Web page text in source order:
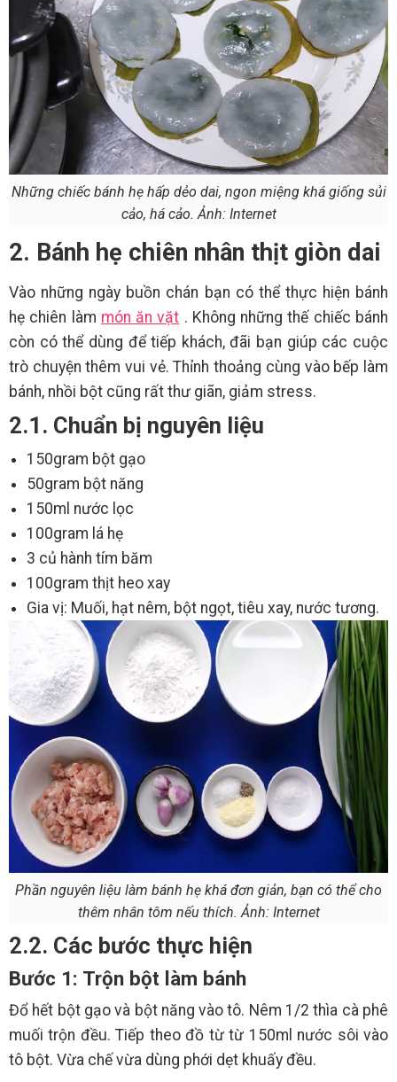
Những chiếc bánh hẹ hấp dẻo dai, ngon miệng khá giống sủi
cảo, há cảo. Ảnh: Internet
2. Bánh hẹ chiên nhân thịt giòn dai
Vào những ngày buồn chán bạn có thể thực hiện bánh
hẹ chiên làm món ăn vặt . Không những thế chiếc bánh
còn có thể dùng để tiếp khách, đãi bạn giúp các cuộc
trò chuyện thêm vui vẻ. Thỉnh thoảng cùng vào bếp làm
bánh, nhồi bột cũng rất thư giãn, giảm stress.
2.1. Chuẩn bị nguyên liệu
150gram bột gạo
50gram bột năng
150ml nước lọc
100gram lá hẹ
3 củ hành tím băm
100gram thịt heo xay
Gia vị: Muối, hạt nêm, bột ngọt, tiêu xay, nước tương.
Phần nguyên liệu làm bánh hẹ khá đơn giản, bạn có thể cho
thêm nhân tôm nếu thích. Ảnh: Internet
2.2. Các bước thực hiện
Bước 1: Trộn bột làm bánh
Đổ hết bột gạo và bột năng vào tô. Nêm 1/2 thìa cà phê
muối trộn đều. Tiếp theo đồ từ từ 150ml nước sôi vào
tô bột. Vừa chế vừa dùng phới dẹt khuấy đều.